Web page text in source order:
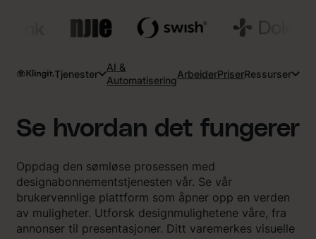
Tjenester
AI &
Automatisering
ArbeiderPriserRessurser
Se hvordan det fungerer
Oppdag den sømløse prosessen med
designabonnementstjenesten vår. Se vår
brukervennlige plattform som åpner opp en verden
av muligheter. Utforsk designmulighetene våre, fra
annonser til presentasjoner. Ditt varemerkes visuelle